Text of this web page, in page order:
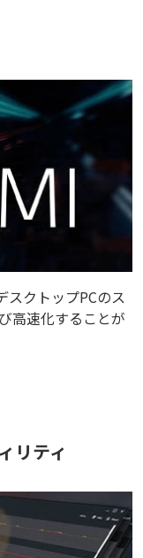
スクトップPCのス
高速化することが
リティ